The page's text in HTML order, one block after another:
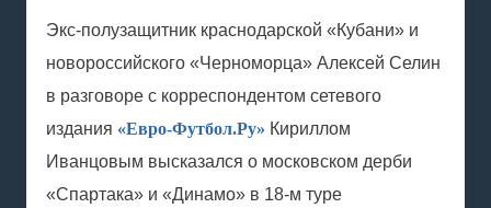
Экс-полузащитник краснодарской «Кубани» и
новороссийского «Черноморца» Алексей Селин
в разговоре с корреспондентом сетевого
издания «Евро-Футбол.Ру» Кириллом
Иванцовым высказался о московском дерби
«Спартака» и «Динамо» в 18-м туре